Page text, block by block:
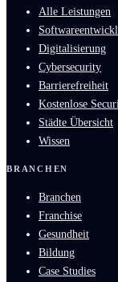
Alle Leistungen
Digitalisierung
Cybersecurity
Barrierefreiheit
Kostenlose
Städte Übersicht
Wissen
BRANCHEN
Branchen
Franchise
Gesundheit
Bildung
Case Studies